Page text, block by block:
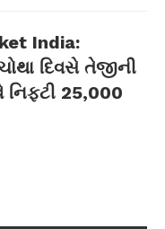
India:
દિવસે તેજીની
25,000